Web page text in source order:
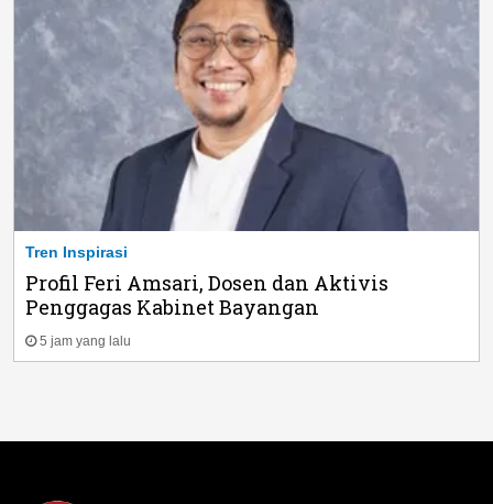
Tren Inspirasi
Profil Feri Amsari, Dosen dan Aktivis
Penggagas Kabinet Bayangan
5 jam yang lalu